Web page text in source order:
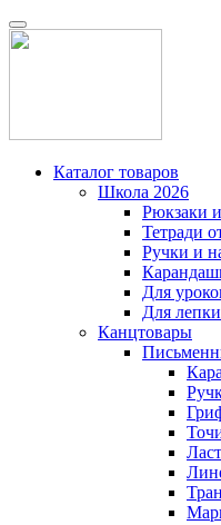
Каталог товаров
Школа 2026
Рюкзаки
Тетради
Ручки и
Для
Для
Канцтовары